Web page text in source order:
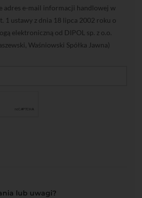
adres e-mail informacji handlowej w
1 ustawy z dnia 18 lipca 2002 roku o
elektroniczną od DIPOL sp. z o.o.
Waśniowski Spółka Jawna)
lub uwagi?